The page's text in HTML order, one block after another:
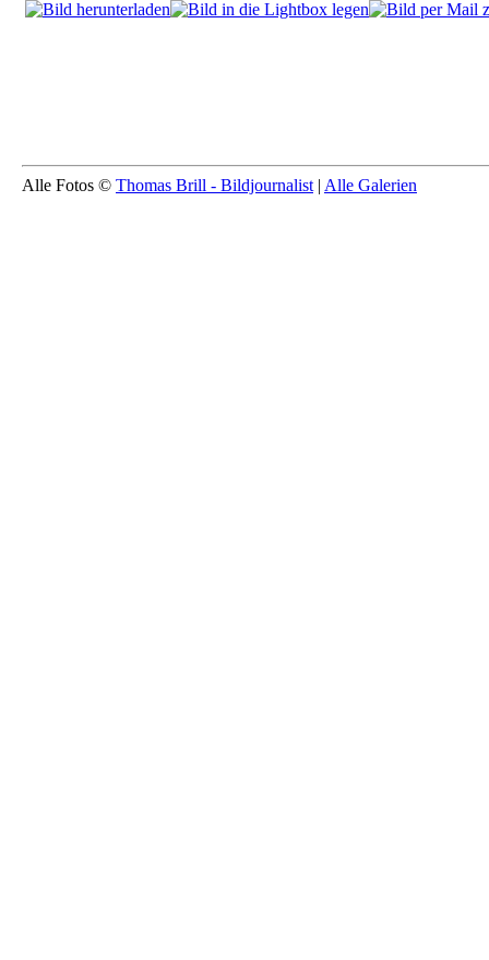
Alle Fotos © Thomas Brill - Bildjournalist | Alle Galerien